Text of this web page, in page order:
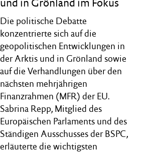
und in Grönland im Fokus
Die politische Debatte
konzentrierte sich auf die
geopolitischen Entwicklungen in
der Arktis und in Grönland sowie
auf die Verhandlungen über den
nächsten mehrjährigen
Finanzrahmen (MFR) der EU.
Sabrina Repp, Mitglied des
Europäischen Parlaments und des
Ständigen Ausschusses der BSPC,
erläuterte die wichtigsten